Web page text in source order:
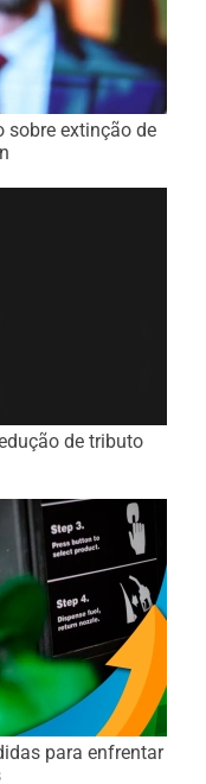
sobre extinção de
de tributo
para enfrentar